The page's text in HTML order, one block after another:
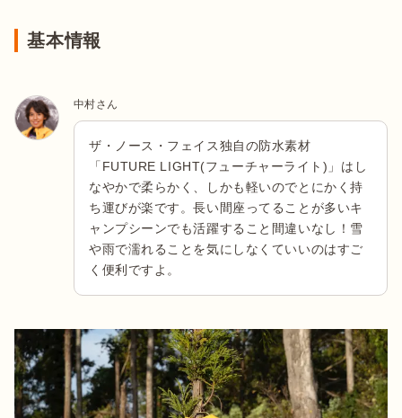
基本情報
中村さん
ザ・ノース・フェイス独自の防水素材
「FUTURE LIGHT(フューチャーライト)」はし
なやかで柔らかく、しかも軽いのでとにかく持
ち運びが楽です。長い間座ってることが多いキ
ャンプシーンでも活躍すること間違いなし！雪
や雨で濡れることを気にしなくていいのはすご
く便利ですよ。